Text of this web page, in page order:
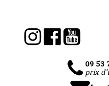
09 53
prix